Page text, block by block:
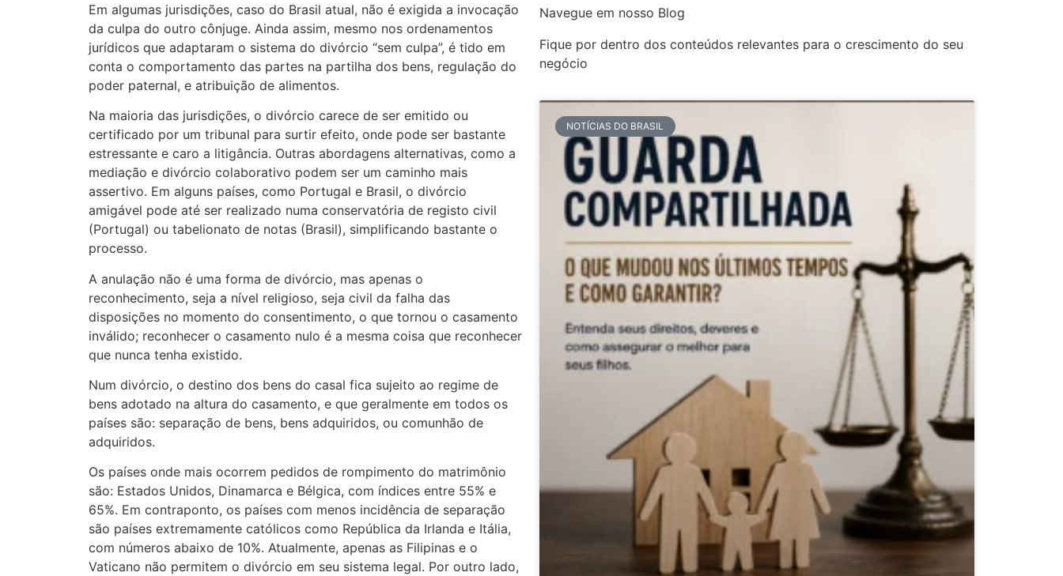
Em algumas jurisdições, caso do Brasil atual, não é exigida a invocação
da culpa do outro cônjuge. Ainda assim, mesmo nos ordenamentos
jurídicos que adaptaram o sistema do divórcio “sem culpa”, é tido em
conta o comportamento das partes na partilha dos bens, regulação do
poder paternal, e atribuição de alimentos.
Na maioria das jurisdições, o divórcio carece de ser emitido ou
certificado por um tribunal para surtir efeito, onde pode ser bastante
estressante e caro a litigância. Outras abordagens alternativas, como a
mediação e divórcio colaborativo podem ser um caminho mais
assertivo. Em alguns países, como Portugal e Brasil, o divórcio
amigável pode até ser realizado numa conservatória de registo civil
(Portugal) ou tabelionato de notas (Brasil), simplificando bastante o
processo.
A anulação não é uma forma de divórcio, mas apenas o
reconhecimento, seja a nível religioso, seja civil da falha das
disposições no momento do consentimento, o que tornou o casamento
inválido; reconhecer o casamento nulo é a mesma coisa que reconhecer
que nunca tenha existido.
Num divórcio, o destino dos bens do casal fica sujeito ao regime de
bens adotado na altura do casamento, e que geralmente em todos os
países são: separação de bens, bens adquiridos, ou comunhão de
adquiridos.
Os países onde mais ocorrem pedidos de rompimento do matrimônio
são: Estados Unidos, Dinamarca e Bélgica, com índices entre 55% e
65%. Em contraponto, os países com menos incidência de separação
são países extremamente católicos como República da Irlanda e Itália,
com números abaixo de 10%. Atualmente, apenas as Filipinas e o
Vaticano não permitem o divórcio em seu sistema legal. Por outro lado,
Navegue em nosso Blog
Fique por dentro dos conteúdos relevantes para o crescimento do seu
negócio
NOTÍCIAS DO BRASIL